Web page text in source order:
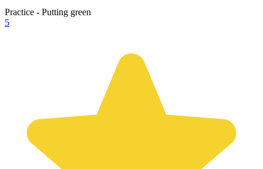
Practice - Putting green
5